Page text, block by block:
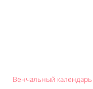
Венчальный